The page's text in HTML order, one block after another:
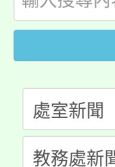
開!
115年
田徑
桃園
半價優
者。
份教師
大溪自
份教師
淨零綠